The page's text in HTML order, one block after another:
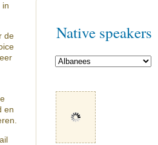
in
de
en
Native speakers